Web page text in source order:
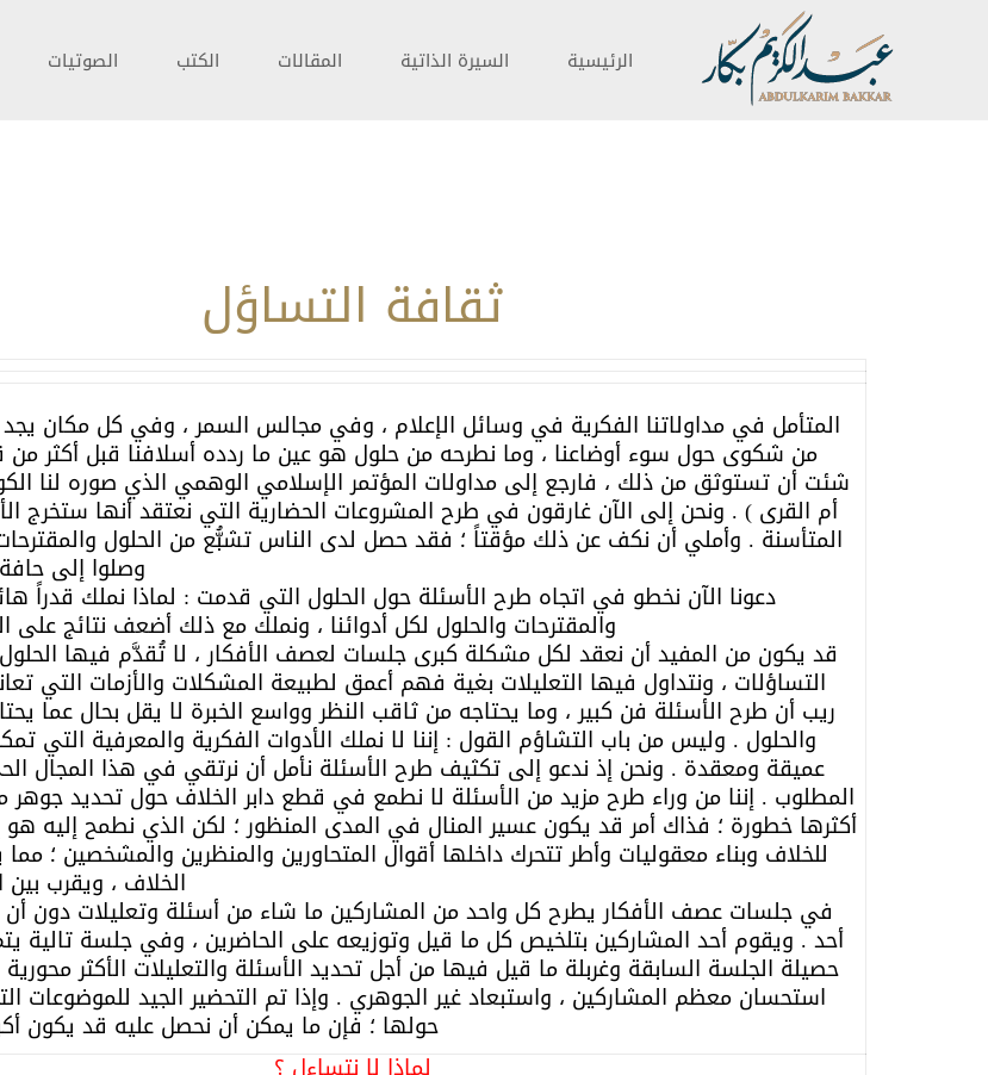
الرئيسية السيرة الذاتية المقالات الكتب الصوتيات
ثقافة التساؤل
المتأمل في مداولاتنا الفكرية في وسائل الإعلام ، وفي مجالس السمر ، وفي كل مكان يجد
من شكوى حول سوء أوضاعنا ، وما نطرحه من حلول هو عين ما ردده أسلافنا قبل أكثر من
شئت أن تستوثق من ذلك ، فارجع إلى مداولات المؤتمر الإسلامي الوهمي الذي صوره لنا
أم القرى ) . ونحن إلى الآن غارقون في طرح المشروعات الحضارية التي نعتقد أنها ستخرج
المتأسنة . وأملي أن نكف عن ذلك مؤقتاً ؛ فقد حصل لدى الناس تشبُّع من الحلول
وصلوا إلى
دعونا الآن نخطو في اتجاه طرح الأسئلة حول الحلول التي قدمت : لماذا نملك قدراً
والمقترحات والحلول لكل أدوائنا ، ونملك مع ذلك أضعف نتائج على
قد يكون من المفيد أن نعقد لكل مشكلة كبرى جلسات لعصف الأفكار ، لا تُقدَّم فيها
التساؤلات ، ونتداول فيها التعليلات بغية فهم أعمق لطبيعة المشكلات والأزمات التي
ريب أن طرح الأسئلة فن كبير ، وما يحتاجه من ثاقب النظر وواسع الخبرة لا يقل بحال عما
والحلول . وليس من باب التشاؤم القول : إننا لا نملك الأدوات الفكرية والمعرفية التي
عميقة ومعقدة . ونحن إذ ندعو إلى تكثيف طرح الأسئلة نأمل أن نرتقي في هذا المجال
المطلوب . إننا من وراء طرح مزيد من الأسئلة لا نطمع في قطع دابر الخلاف حول تحديد جوهر
أكثرها خطورة ؛ فذاك أمر قد يكون عسير المنال في المدى المنظور ؛ لكن الذي نطمح إليه
للخلاف وبناء معقوليات وأطر تتحرك داخلها أقوال المتحاورين والمنظرين والمشخصين ؛
الخلاف ، ويقرب بين
في جلسات عصف الأفكار يطرح كل واحد من المشاركين ما شاء من أسئلة وتعليلات دون أن
أحد . ويقوم أحد المشاركين بتلخيص كل ما قيل وتوزيعه على الحاضرين ، وفي جلسة تالية
حصيلة الجلسة السابقة وغربلة ما قيل فيها من أجل تحديد الأسئلة والتعليلات الأكثر
استحسان معظم المشاركين ، واستبعاد غير الجوهري . وإذا تم التحضير الجيد للموضوعات
حولها ؛ فإن ما يمكن أن نحصل عليه قد يكون